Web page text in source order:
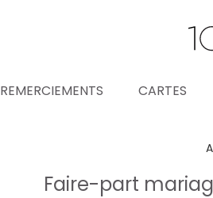
REMERCIEMENTS CARTES
Faire-part